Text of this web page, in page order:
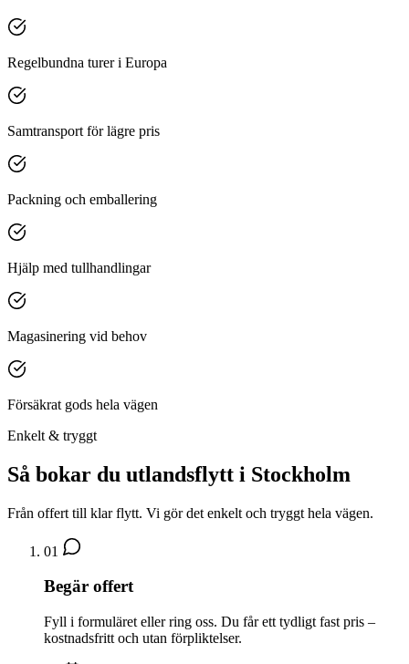
Regelbundna turer i Europa
Samtransport för lägre pris
Packning och emballering
Hjälp med tullhandlingar
Magasinering vid behov
Försäkrat gods hela vägen
Enkelt & tryggt
Så bokar du utlandsflytt i Stockholm
Från offert till klar flytt. Vi gör det enkelt och tryggt hela vägen.
01
Begär offert
Fyll i formuläret eller ring oss. Du får ett tydligt fast pris –
kostnadsfritt och utan förpliktelser.